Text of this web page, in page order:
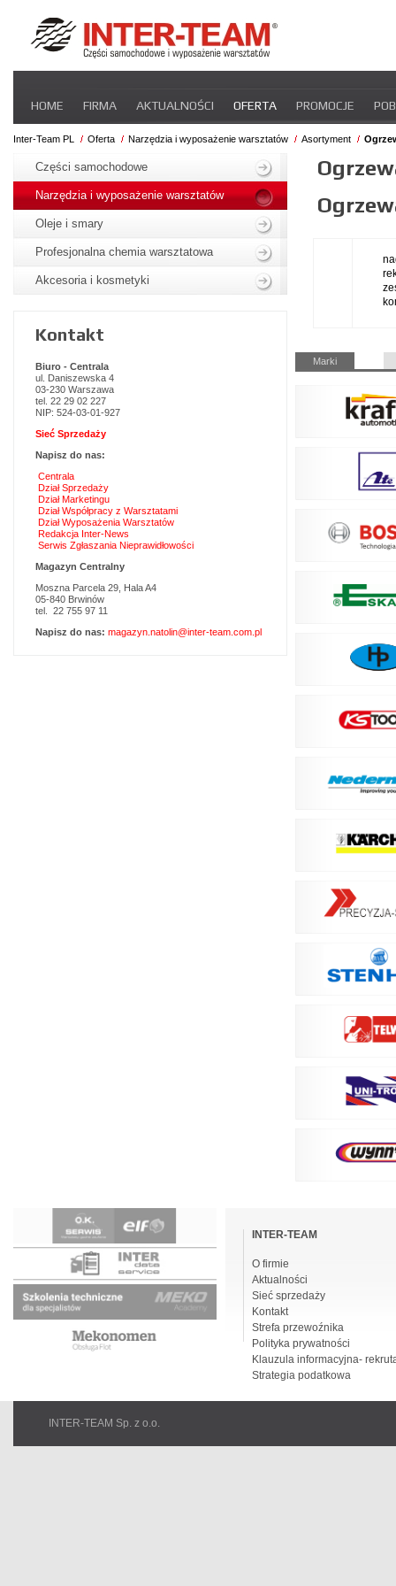
nawigacje
HOME FIRMA AKTUALNOŚCI OFERTA PROMOCJE
STREFA DLA PRZEWOŹNIKA CERTYFIKATY INTER-NEWS
Inter-Team PL Oferta Narzędzia i wyposażenie warsztatów Asortyment
Pomiń
nawigacje
Marki
nawigacje
Części samochodowe
Narzędzia i wyposażenie warsztatów
Oleje i smary
Profesjonalna chemia warsztatowa
Akcesoria i kosmetyki
Kontakt
Biuro - Centrala
ul. Daniszewska 4
03-230 Warszawa
tel. 22 29 02 227
NIP: 524-03-01-927
Sieć Sprzedaży
Napisz do nas:
Centrala
Dział Sprzedaży
Dział Marketingu
Dział Współpracy z Warsztatami
Dział Wyposażenia Warsztatów
Redakcja Inter-News
Serwis Zgłaszania Nieprawidłowości
Magazyn Centralny
Moszna Parcela 29, Hala A4
05-840 Brwinów
tel. 22 755 97 11
Napisz do nas: magazyn.natolin@inter-team.com.pl
nawigacjeINTER-TEAM
O firmie
Aktualności
Sieć sprzedaży
Kontakt
Strefa przewoźnika
Polityka prywatności
Klauzula informacyjna-
Strategia podatkowa
INTER-TEAM Sp. z o.o.